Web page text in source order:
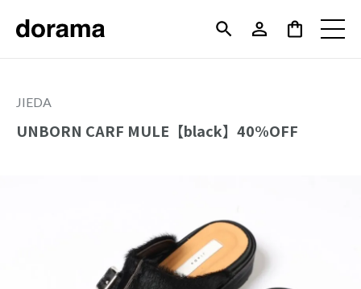
JIEDA
UNBORN CARF MULE【black】40%OFF